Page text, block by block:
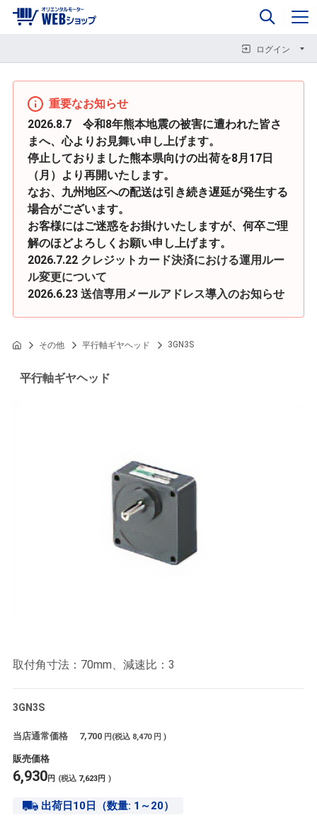
企業情報
ログイン
カート 0
重要なお知らせ
2026.8.7 令和8年熊本地震の被害に遭われた皆さ
まへ、心よりお見舞い申し上げます。
停止しておりました熊本県向けの出荷を8月17日
（月）より再開いたします。
なお、九州地区への配送は引き続き遅延が発生する
場合がございます。
お客様にはご迷惑をお掛けいたしますが、何卒ご理
解のほどよろしくお願い申し上げます。
2026.7.22 クレジットカード決済における運用ルー
ル変更について
2026.6.23 送信専用メールアドレス導入のお知らせ
その他 平行軸ギヤヘッド 3GN3S
平行軸ギヤヘッド
取付角寸法：70mm、減速比：3
3GN3S
当店通常価格 7,700 円(税込 8,470 円 )
販売価格
6,930円 (税込 7,623円 )
出荷日10日（数量: 1～20）